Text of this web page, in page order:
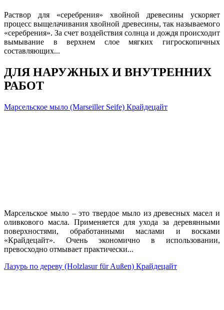
Раствор для «серебрения» хвойной древесины ускоряет
процесс выщелачивания хвойной древесины, так называемого
«серебрения». За счет воздействия солнца и дождя происходит
вымывание в верхнем слое мягких гигроскопичных
составляющих...
ДЛЯ НАРУЖНЫХ И ВНУТРЕННИХ
РАБОТ
Марсельское мыло (Marseiller Seife) Крайдецайт
Марсельское мыло – это твердое мыло из древесных масел и
оливкового масла. Применяется для ухода за деревянными
поверхностями, обработанными маслами и восками
«Крайдецайт». Очень экономично в использовании,
превосходно отмывает практически...
Лазурь по дереву (Holzlasur für Außen) Крайдецайт